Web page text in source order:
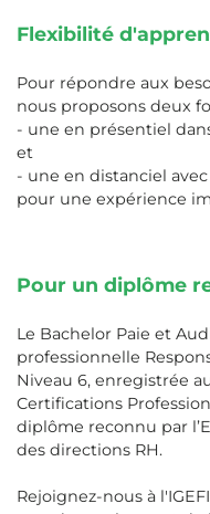
Flexibilité
Pour répondre aux
nous proposons deux
- une en présentiel
et
- une en distanciel
pour une expérience
Pour un diplôme
Le Bachelor Paie et
professionnelle
Niveau 6, enregistrée
Certifications
diplôme reconnu par
des directions RH.
Rejoignez-nous à